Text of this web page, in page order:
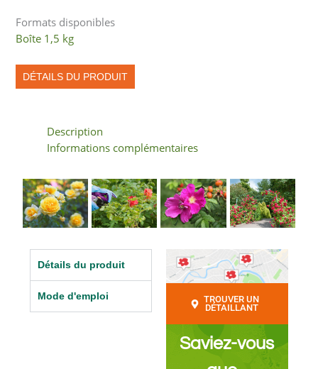
Formats disponibles
Boîte 1,5 kg
DÉTAILS DU PRODUIT
Description
Informations complémentaires
Détails du produit
Mode d'emploi
TROUVER UN
DÉTAILLANT
Saviez-vous